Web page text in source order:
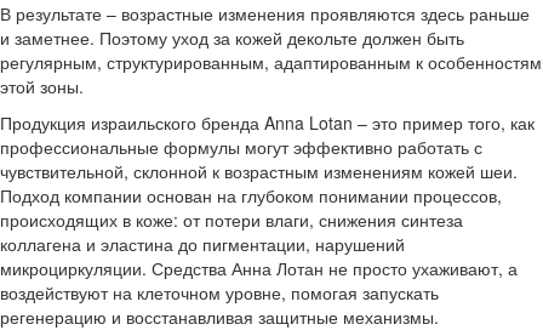
В результате – возрастные изменения проявляются здесь раньше
и заметнее. Поэтому уход за кожей декольте должен быть
регулярным, структурированным, адаптированным к особенностям
этой зоны.
Продукция израильского бренда Anna Lotan – это пример того, как
профессиональные формулы могут эффективно работать с
чувствительной, склонной к возрастным изменениям кожей шеи.
Подход компании основан на глубоком понимании процессов,
происходящих в коже: от потери влаги, снижения синтеза
коллагена и эластина до пигментации, нарушений
микроциркуляции. Средства Анна Лотан не просто ухаживают, а
воздействуют на клеточном уровне, помогая запускать
регенерацию и восстанавливая защитные механизмы.